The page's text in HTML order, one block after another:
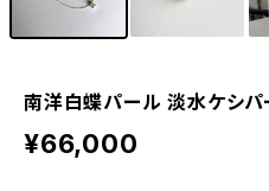
南洋白蝶パール 淡水ケシパ
¥66,000